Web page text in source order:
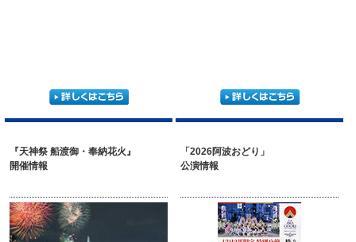
『天神祭 船渡御・奉納花火』
開催情報
「2026阿波おどり」
公演情報